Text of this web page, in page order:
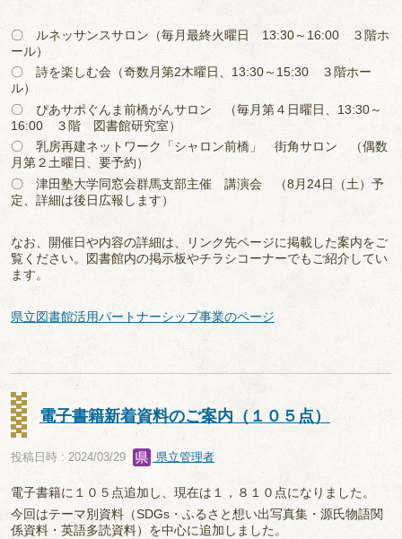
〇 ルネッサンスサロン（毎月最終火曜日 13:30～16:00 ３階ホ
ール）
〇 詩を楽しむ会（奇数月第2木曜日、13:30～15:30 ３階ホー
ル）
〇 ぴあサポぐんま前橋がんサロン （毎月第４日曜日、13:30～
16:00 ３階 図書館研究室）
〇 乳房再建ネットワーク「シャロン前橋」 街角サロン （偶数
月第２土曜日、要予約）
〇 津田塾大学同窓会群馬支部主催 講演会 （8月24日（土）予
定、詳細は後日広報します）
なお、開催日や内容の詳細は、リンク先ページに掲載した案内をご
覧ください。図書館内の掲示板やチラシコーナーでもご紹介してい
ます。
県立図書館活用パートナーシップ事業のページ
電子書籍新着資料のご案内（１０５点）
投稿日時 : 2024/03/29 県立管理者
電子書籍に１０５点追加し、現在は１，８１０点になりました。
今回はテーマ別資料（SDGs・ふるさと想い出写真集・源氏物語関
係資料・英語多読資料）を中心に追加しました。